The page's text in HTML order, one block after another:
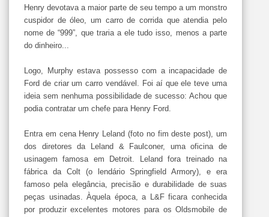
Henry devotava a maior parte de seu tempo a um monstro
cuspidor de óleo, um carro de corrida que atendia pelo
nome de “999”, que traria a ele tudo isso, menos a parte
do dinheiro...
Logo, Murphy estava possesso com a incapacidade de
Ford de criar um carro vendável. Foi aí que ele teve uma
ideia sem nenhuma possibilidade de sucesso: Achou que
podia contratar um chefe para Henry Ford.
Entra em cena Henry Leland (foto no fim deste post), um
dos diretores da Leland & Faulconer, uma oficina de
usinagem famosa em Detroit. Leland fora treinado na
fábrica da Colt (o lendário Springfield Armory), e era
famoso pela elegância, precisão e durabilidade de suas
peças usinadas. Àquela época, a L&F ficara conhecida
por produzir excelentes motores para os Oldsmobile de